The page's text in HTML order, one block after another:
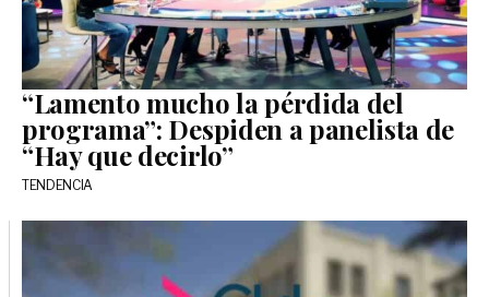
“Lamento mucho la pérdida del
programa”: Despiden a panelista de
“Hay que decirlo”
TENDENCIA